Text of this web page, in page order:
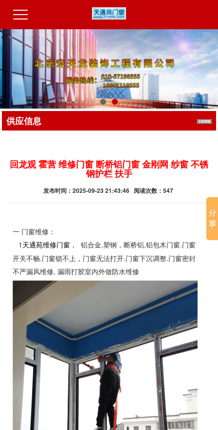
供应信息
回龙观 霍营 维修门窗 断桥铝门窗 金刚网 纱窗 不锈
钢护栏 扶手
发布时间：2025-09-23 21:43:46 阅读次数：547
一 门窗维修：
1 天通苑维修门窗， 铝合金,塑钢，断桥铝,铝包木门窗.门窗
开关不畅.门窗锁不上，门窗无法打开.门窗下沉调整.门窗密封
不严漏风维修, 漏雨打胶室内外做防水维修